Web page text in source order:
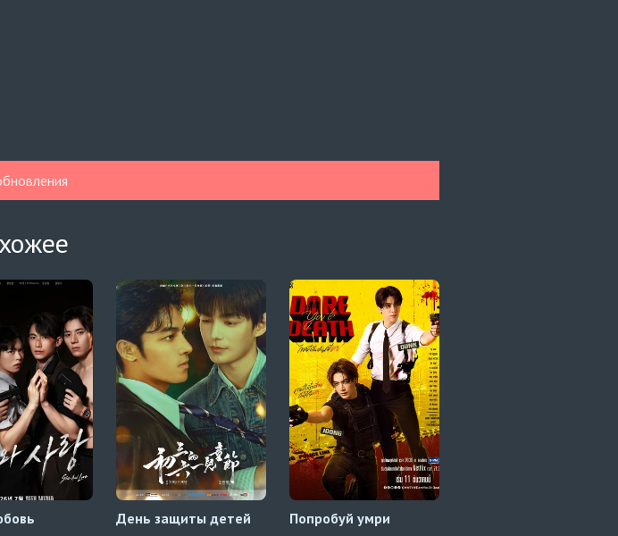
День защиты детей Попробуй умри